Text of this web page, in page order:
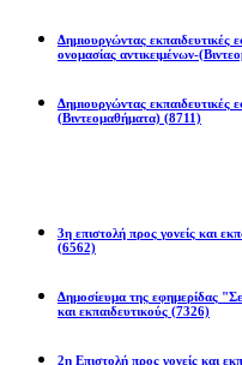
Δημιουργώντας
ονομασίας αντικειμένων-
Δημιουργώντας
(Βιντεομαθήματα) (8711)
3η επιστολή προς γονείς και
(6562)
Δημοσίευμα της εφημερίδας
και εκπαιδευτικούς (7326)
2η Eπιστολή προς γονείς και